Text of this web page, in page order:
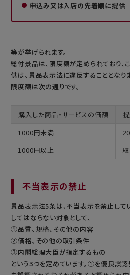
申込み又は入店の先着順に提供
等が挙げられます。
総付景品は、限度額が定められており
供は、景品表示法に違反することとなりま
限度額は次の通りです。
購入した商品・サービスの価額
1000円未満
1000円以上
不当表示の禁止
景品表示法5条は、不当表示を禁止して
してはならない対象として、
①品質、規格、その他の内容
②価格、その他の取引条件
③内閣総理大臣が指定するもの
という3つを定めています。①を優良誤